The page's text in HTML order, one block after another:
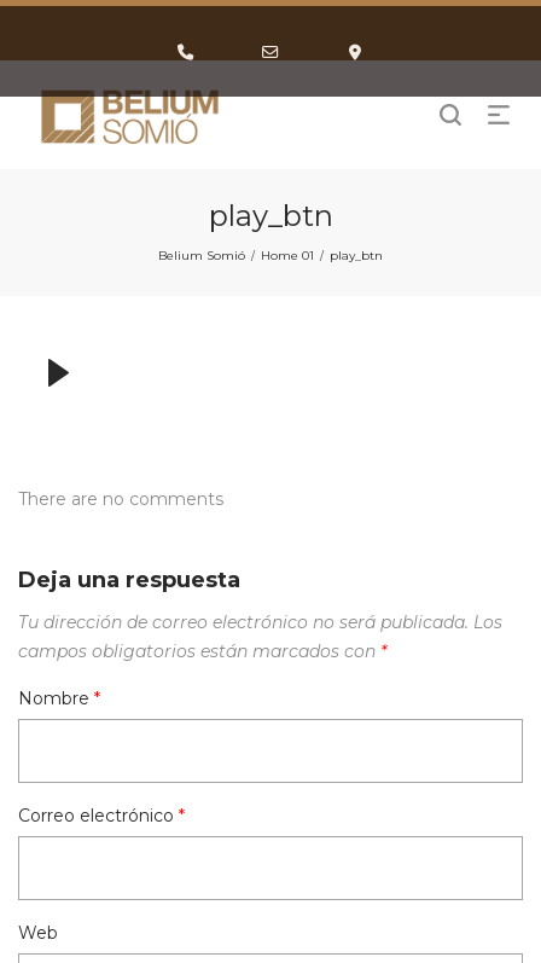
play_btn
Belium Somió / Home 01 / play_btn
There are no comments
Deja una respuesta
Tu dirección de correo electrónico no será publicada. Los
campos obligatorios están marcados con *
Nombre *
Correo electrónico *
Web
for
calling